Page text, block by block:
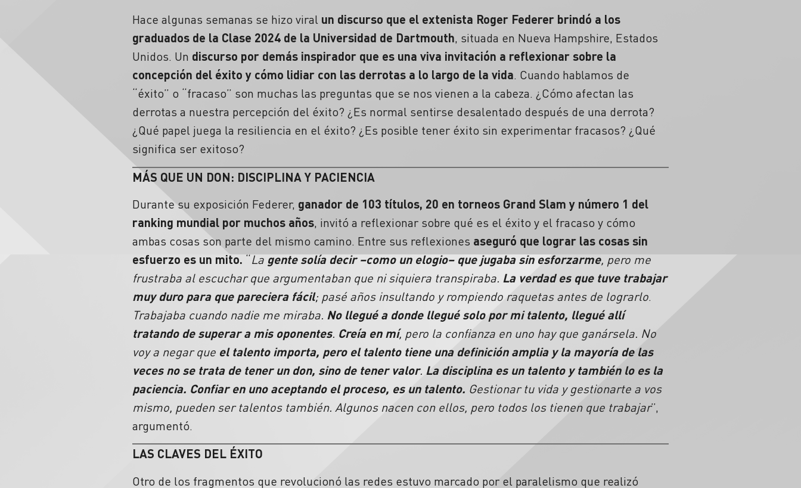
Hace algunas semanas se hizo viral un discurso que el extenista Roger Federer brindó a los
graduados de la Clase 2024 de la Universidad de Dartmouth, situada en Nueva Hampshire, Estados
Unidos. Un discurso por demás inspirador que es una viva invitación a reflexionar sobre la
concepción del éxito y cómo lidiar con las derrotas a lo largo de la vida. Cuando hablamos de
“éxito” o “fracaso” son muchas las preguntas que se nos vienen a la cabeza. ¿ Cómo afectan las
derrotas a nuestra percepción del éxito? ¿Es normal sentirse desalentado después de una derrota?
¿Qué papel juega la resiliencia en el éxito? ¿Es posible tener éxito sin experimentar fracasos? ¿Qué
significa ser exitoso?
MÁS QUE UN DON: DISCIPLINA Y PACIENCIA
Durante su exposición Federer, ganador de 103 títulos, 20 en torneos Grand Slam y número 1 del
ranking mundial por muchos años, invitó a reflexionar sobre qué es el éxito y el fracaso y cómo
ambas cosas son parte del mismo camino. Entre sus reflexiones aseguró que lograr las cosas sin
esfuerzo es un mito.“Lagente solía decir –como un elogio– que jugaba sin esforzarme, pero me
frustraba al escuchar que argumentaban que ni siquiera transpiraba. La verdad es que tuve trabajar
muy duro para que pareciera fácil; pasé años insultando y rompiendo raquetas antes de lograrlo.
Trabajaba cuando nadie me miraba. No llegué a donde llegué solo por mi talento, llegué allí
tratando de superar a mis oponentes. Creía en mí, pero la confianza en uno hay que ganársela. No
voy a negar que el talento importa, pero el talento tiene una definición amplia y la mayoría de las
veces no se trata de tener un don, sino de tener valor. La disciplina es un talento y también lo es la
paciencia. Confiar en uno aceptando el proceso, es un talento. Gestionar tu vida y gestionarte a vos
mismo, pueden ser talentos también. Algunos nacen con ellos, pero todos los tienen que trabajar”,
argumentó.
LAS CLAVES DEL ÉXITO
Otro de los fragmentos que revolucionó las redes estuvo marcado por el paralelismo que realizó